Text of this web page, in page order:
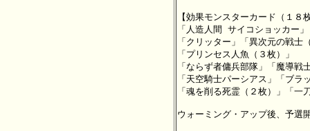
【効果モンスターカード（１８
「人造人間 サイコショッカー
「クリッター」「異次元の戦士
「プリンセス人魚（３枚）」
「ならず者傭兵部隊」「魔導戦
「天空騎士パーシアス」「ブラ
「魂を削る死霊（２枚）」「一
ウォーミング・アップ後、予選